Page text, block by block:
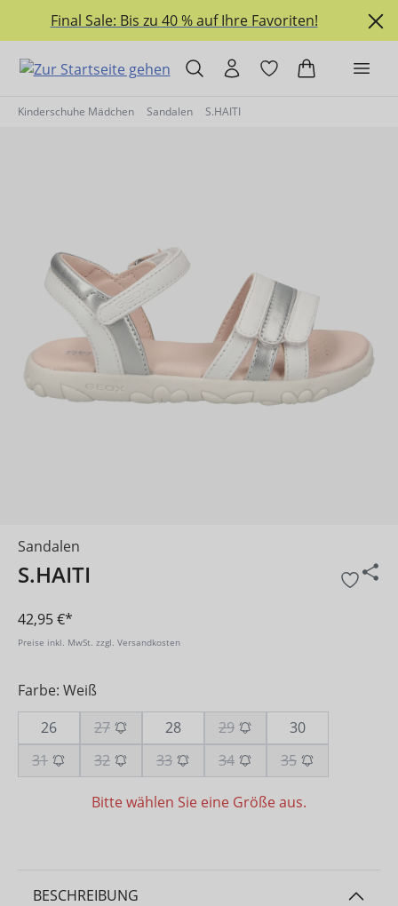
springen
Final Sale: Bis zu 40 % auf Ihre Favoriten!
Kinderschuhe Mädchen Sandalen S.HAITI
Sandalen
S.HAITI
42,95 €*
Preise inkl. MwSt. zzgl. Versandkosten
Farbe: Weiß
26
27 28 29
30
31
32 33 34 35
Bitte wählen Sie eine Größe aus.
BESCHREIBUNG